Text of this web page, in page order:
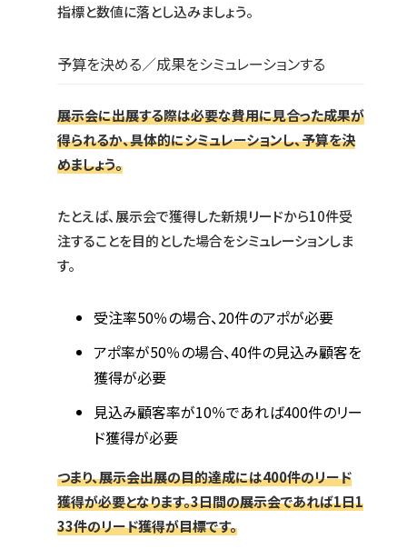
指標と数値に落とし込みましょう。
予算を決める／成果をシミュレーションする
展示会に出展する際は必要な費用に見合った成果が
得られるか、具体的にシミュレーションし、予算を決
めましょう。
たとえば、展示会で獲得した新規リードから10件受
注することを目的とした場合をシミュレーションしま
す。
受注率50％の場合、20件のアポが必要
アポ率が50％の場合、40件の見込み顧客を
獲得が必要
見込み顧客率が10％であれば400件のリー
ド獲得が必要
つまり、展示会出展の目的達成には400件のリード
獲得が必要となります。3日間の展示会であれば1日1
33件のリード獲得が目標です。